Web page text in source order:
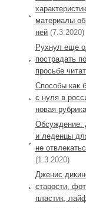
материалы
ней (7.3.2020)
Рухнул еще
пострадать
просьбе
Способы как
с нуля в
новая рубрика
Обсуждение:
и леденцы
не
(1.3.2020)
Дженис
старости,
пластик,